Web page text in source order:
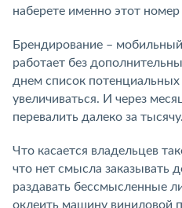
наберете именно этот
Брендирование –
работает без
днем список потенциальных
увеличиваться. И через
перевалить далеко за тысячу.
Что касается владельцев
что нет смысла заказывать
раздавать бессмысленные
оклеить машину виниловой